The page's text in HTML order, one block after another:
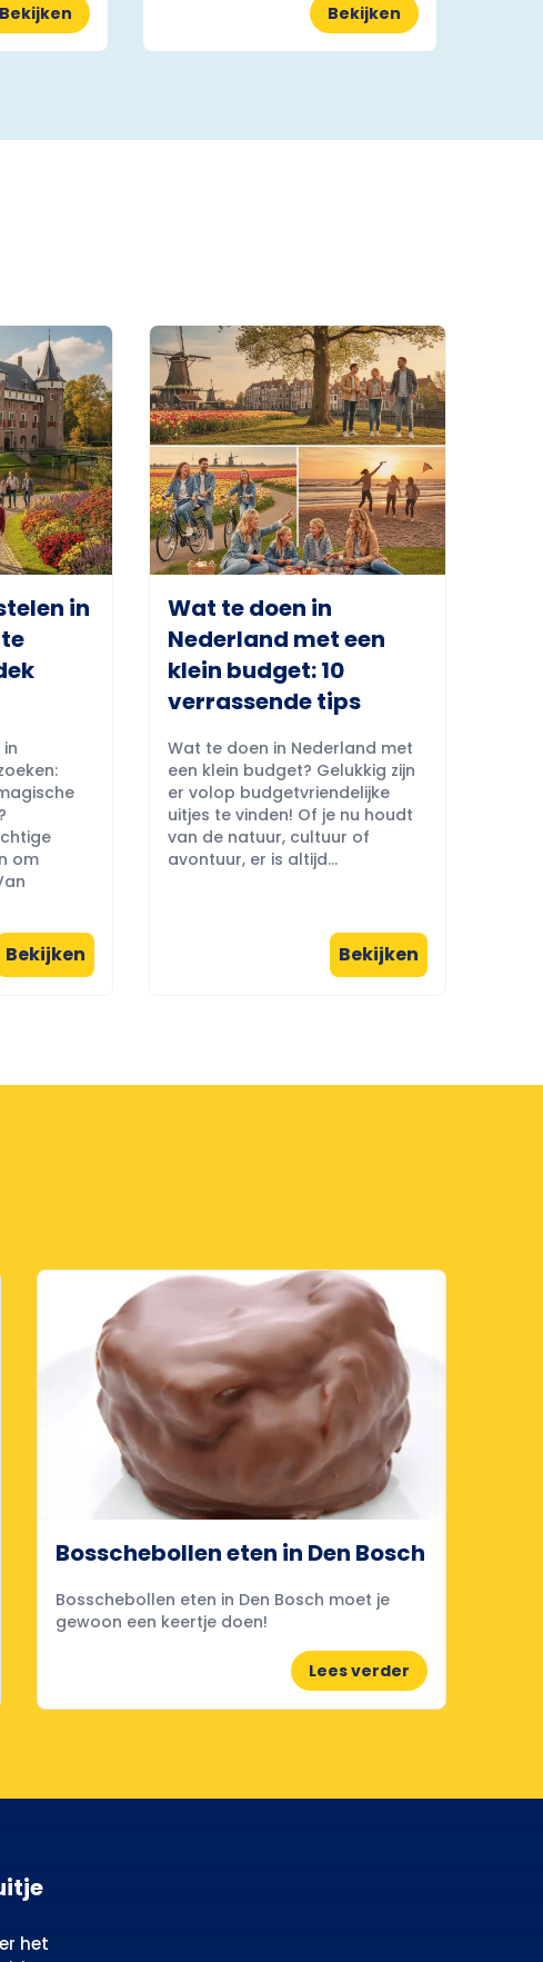
Bekijken Bekijken
in
om
Bekijken
Wat te doen in
Nederland met een
klein budget: 10
verrassende tips
Wat te doen in Nederland met
een klein budget? Gelukkig zijn
er volop budgetvriendelijke
uitjes te vinden! Of je nu houdt
van de natuur, cultuur of
avontuur, er is altijd...
Bekijken
Bosschebollen eten in Den Bosch
Bosschebollen eten in Den Bosch moet je
gewoon een keertje doen!
Lees verder
het